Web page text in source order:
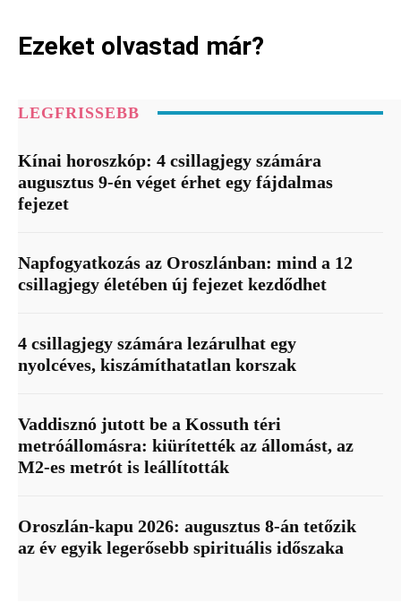
Ezeket olvastad már?
LEGFRISSEBB
Kínai horoszkóp: 4 csillagjegy számára
augusztus 9-én véget érhet egy fájdalmas
fejezet
Napfogyatkozás az Oroszlánban: mind a 12
csillagjegy életében új fejezet kezdődhet
4 csillagjegy számára lezárulhat egy
nyolcéves, kiszámíthatatlan korszak
Vaddisznó jutott be a Kossuth téri
metróállomásra: kiürítették az állomást, az
M2-es metrót is leállították
Oroszlán-kapu 2026: augusztus 8-án tetőzik
az év egyik legerősebb spirituális időszaka